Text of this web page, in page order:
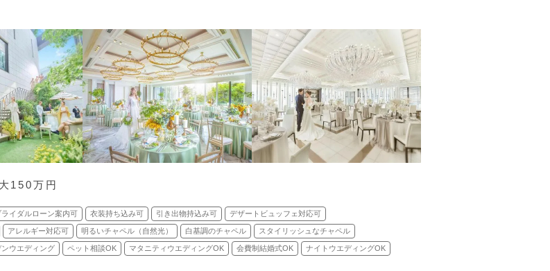
150万円
ライダルローン案内可 衣装持ち込み可 引き出物持込み可 デザートビュッフェ対応可
アレルギー対応可 明るいチャペル（自然光） 白基調のチャペル スタイリッシュなチャペル
ンウエディング ペット相談OK マタニティウエディングOK 会費制結婚式OK ナイトウエディングOK